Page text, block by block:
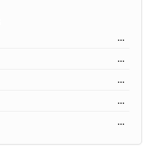
...
...
...
...
...